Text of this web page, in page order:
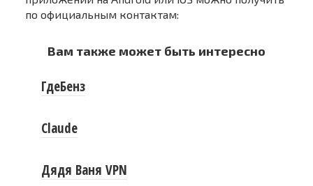
по официальным контактам:
Вам также может быть интересно
ГдеБенз
Claude
Дядя Ваня VPN